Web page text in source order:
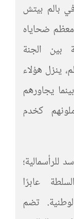
بالم بيتش
معظم ضحاياه
الجنة
ينزل هؤلاء
يجاورهم
كخدم
للرأسمالية؛
عابرًا
تضم